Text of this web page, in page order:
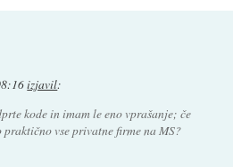
izjavil:
kode in imam le eno vprašanje; če
praktično vse privatne firme na MS?